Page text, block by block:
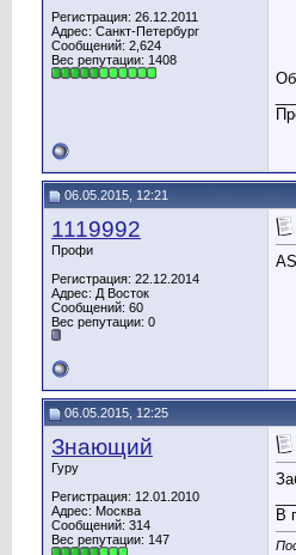
Регистрация: 26.12.2011
Адрес: Санкт-Петербург
Сообщений: 2,624
Вес репутации: 1408
06.05.2015, 12:21
1119992
Профи
Регистрация: 22.12.2014
Адрес: Д Восток
Сообщений: 60
Вес репутации: 0
06.05.2015, 12:25
Знающий
Гуру
Регистрация: 12.01.2010
Адрес: Москва
Сообщений: 314
Вес репутации: 147
В